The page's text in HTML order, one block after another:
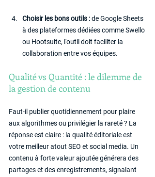
Choisir les bons outils : de Google Sheets
à des plateformes dédiées comme Swello
ou Hootsuite, l'outil doit faciliter la
collaboration entre vos équipes.
Qualité vs Quantité : le dilemme de
la gestion de contenu
Faut-il publier quotidiennement pour plaire
aux algorithmes ou privilégier la rareté ? La
réponse est claire : la qualité éditoriale est
votre meilleur atout SEO et social media. Un
contenu à forte valeur ajoutée générera des
partages et des enregistrements, signalant